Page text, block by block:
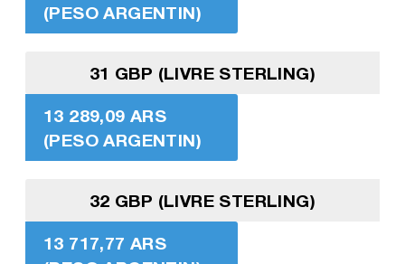
(PESO ARGENTIN)
31 GBP (LIVRE STERLING)
13 289,09 ARS
(PESO ARGENTIN)
32 GBP (LIVRE STERLING)
13 717,77 ARS